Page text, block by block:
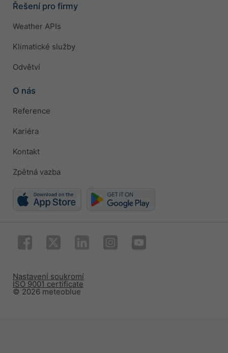
Řešení pro firmy
Weather APIs
Klimatické služby
Odvětví
O nás
Reference
Kariéra
Kontakt
Zpětná vazba
© 2026 meteoblue
ISO 9001 certificate
Nastavení soukromí